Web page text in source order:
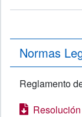
Normas
Reglamento